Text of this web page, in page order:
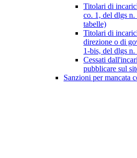
Titolari di
co. 1, del dlgs
tabelle)
Titolari di
direzione o di
1-bis, del dlgs
Cessati
pubblicare sul
Sanzioni per mancata